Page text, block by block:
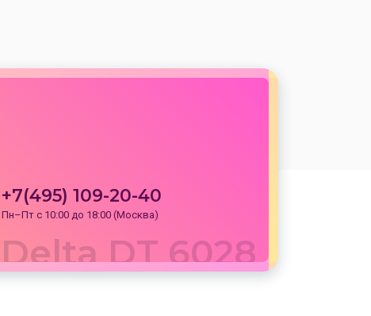
+7(495) 109-20-40
Пн–Пт с 10:00 до 18:00 (Москва)
Delta DT 6028